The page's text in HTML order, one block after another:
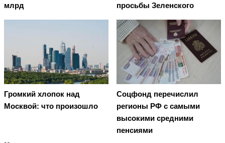
млрд
просьбы Зеленского
Громкий хлопок над
Москвой: что произошло
Соцфонд перечислил
регионы РФ с самыми
высокими средними
пенсиями